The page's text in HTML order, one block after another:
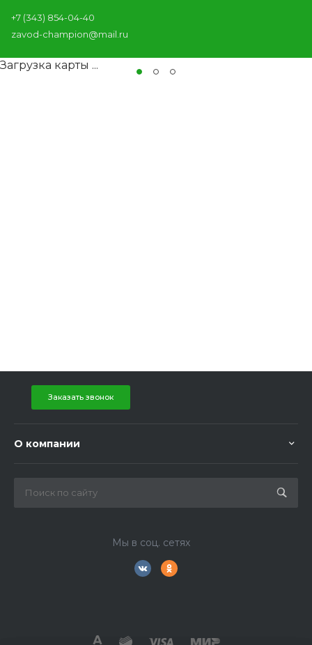
+7 (343) 854-04-40
zavod-champion@mail.ru
Загрузка карты ...
Заказать звонок
О компании
Мы в соц. сетях